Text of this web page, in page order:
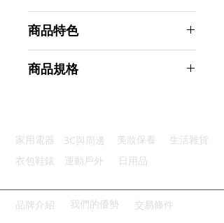
商品特色
自動笛音：水沸發出聲提醒關火
商品規格
商品型號：p01_05244720
主要材質：不鏽鋼
商品重量(g)：600
產地名稱：中國大陸
家用電器 3C與周邊 美妝保養
生活雜貨
衣包鞋錶
運動戶外 日用品
品牌介紹 我們的優勢 交易條件